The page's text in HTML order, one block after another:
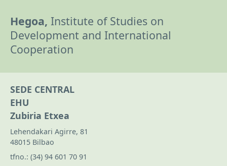
Hegoa, Institute of Studies on
Development and International
Cooperation
SEDE CENTRAL
EHU
Zubiria Etxea
Lehendakari Agirre, 81
48015 Bilbao
tfno.: (34) 94 601 70 91